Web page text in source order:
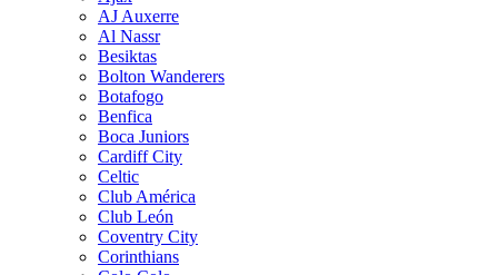
AJ Auxerre
Al Nassr
Besiktas
Bolton Wanderers
Botafogo
Benfica
Boca Juniors
Cardiff City
Celtic
Club América
Club León
Coventry City
Corinthians